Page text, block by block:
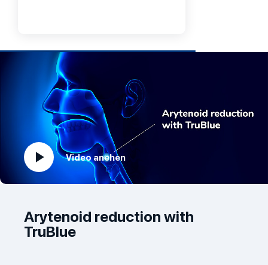
play_arrow Video anehen
Arytenoid reduction with
TruBlue